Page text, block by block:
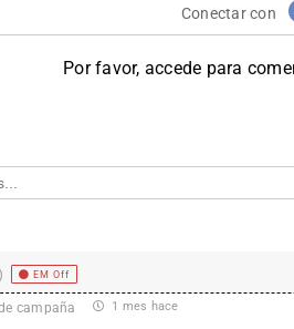
Conectar con
Por favor, accede para
EM Off
campaña 1 mes hace